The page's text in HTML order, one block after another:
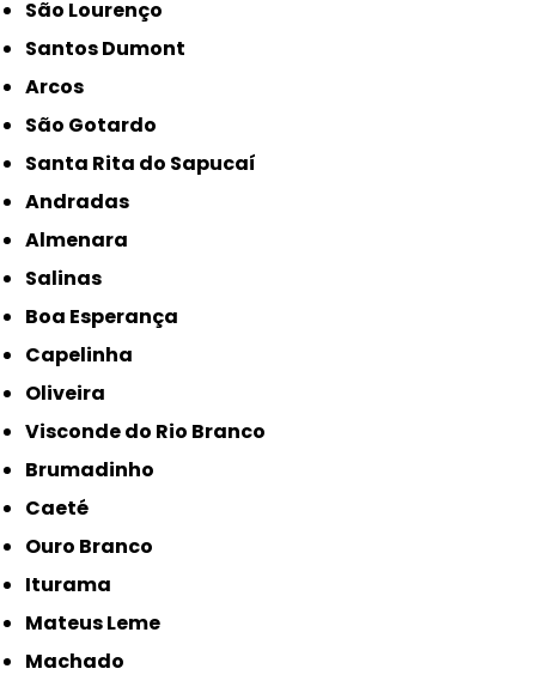
São Lourenço
Santos Dumont
Arcos
São Gotardo
Santa Rita do Sapucaí
Andradas
Almenara
Salinas
Boa Esperança
Capelinha
Oliveira
Visconde do Rio Branco
Brumadinho
Caeté
Ouro Branco
Iturama
Mateus Leme
Machado